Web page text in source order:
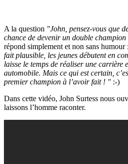
A la question "John, pensez-vous que
chance de devenir un double
répond simplement et non sans humour :
fait plausible, les jeunes débutent en
laisse le temps de réaliser une carrière
automobile. Mais ce qui est certain,
premier champion à l’avoir fait ! " :-)
Dans cette vidéo, John Surtess nous
laissons l’homme raconter.